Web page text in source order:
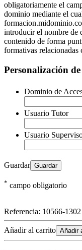
obligatoriamente el
dominio mediante el
introducir el nombre de
contenido de forma
formativas relacionadas
Personalización de
Dominio de
Usuario Tutor
Usuario
Guardar
* campo obligatorio
Referencia: 10566-1302
Añadir al carrito Añadir